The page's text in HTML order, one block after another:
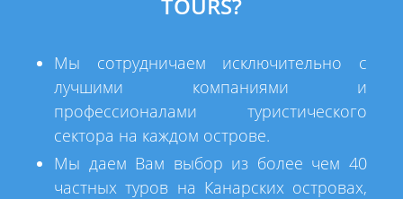
Мы сотрудничаем исключительно с
лучшими компаниями и
профессионалами туристического
сектора на каждом острове.
Мы даем Вам выбор из более чем 40
частных туров на Канарских островах,